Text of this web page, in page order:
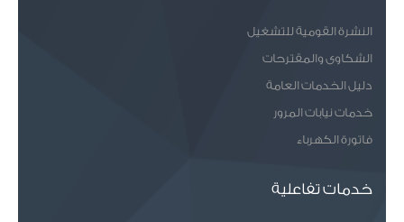
النشرة القومية للتشغيل
الشكاوى والمقترحات
دليل الخدمات العامة
خدمات نيابات المرور
فاتورة الكهرباء
خدمات تفاعلية